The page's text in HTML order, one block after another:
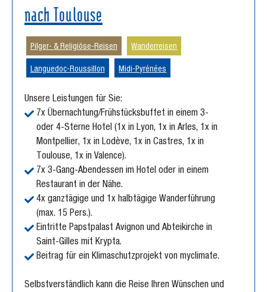
nach Toulouse
Pilger- & Religiöse-Reisen Wanderreisen
Languedoc-Roussillon Midi-Pyrénées
Unsere Leistungen für Sie:
7x Übernachtung/Frühstücksbuffet in einem 3-
oder 4-Sterne Hotel (1x in Lyon, 1x in Arles, 1x in
Montpellier, 1x in Lodève, 1x in Castres, 1x in
Toulouse, 1x in Valence).
7x 3-Gang-Abendessen im Hotel oder in einem
Restaurant in der Nähe.
4x ganztägige und 1x halbtägige Wanderführung
(max. 15 Pers.).
Eintritte Papstpalast Avignon und Abteikirche in
Saint-Gilles mit Krypta.
Beitrag für ein Klimaschutzprojekt von myclimate.
Selbstverständlich kann die Reise Ihren Wünschen und